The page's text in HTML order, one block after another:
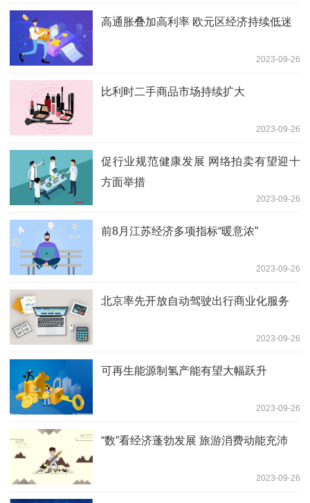
高通胀叠加高利率 欧元区经济持续低迷
2023-09-26
比利时二手商品市场持续扩大
2023-09-26
促行业规范健康发展 网络拍卖有望迎十
方面举措
2023-09-26
前8月江苏经济多项指标“暖意浓”
2023-09-26
北京率先开放自动驾驶出行商业化服务
2023-09-26
可再生能源制氢产能有望大幅跃升
2023-09-26
“数”看经济蓬勃发展 旅游消费动能充沛
2023-09-26